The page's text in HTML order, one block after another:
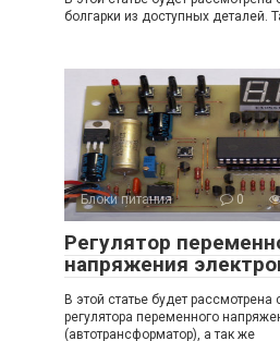
болгарки из доступных деталей.
Блоки питания 0
Регулятор
напряжения
В этой статье будет рассмотрена
регулятора переменного
(автотрансформатор), а так же